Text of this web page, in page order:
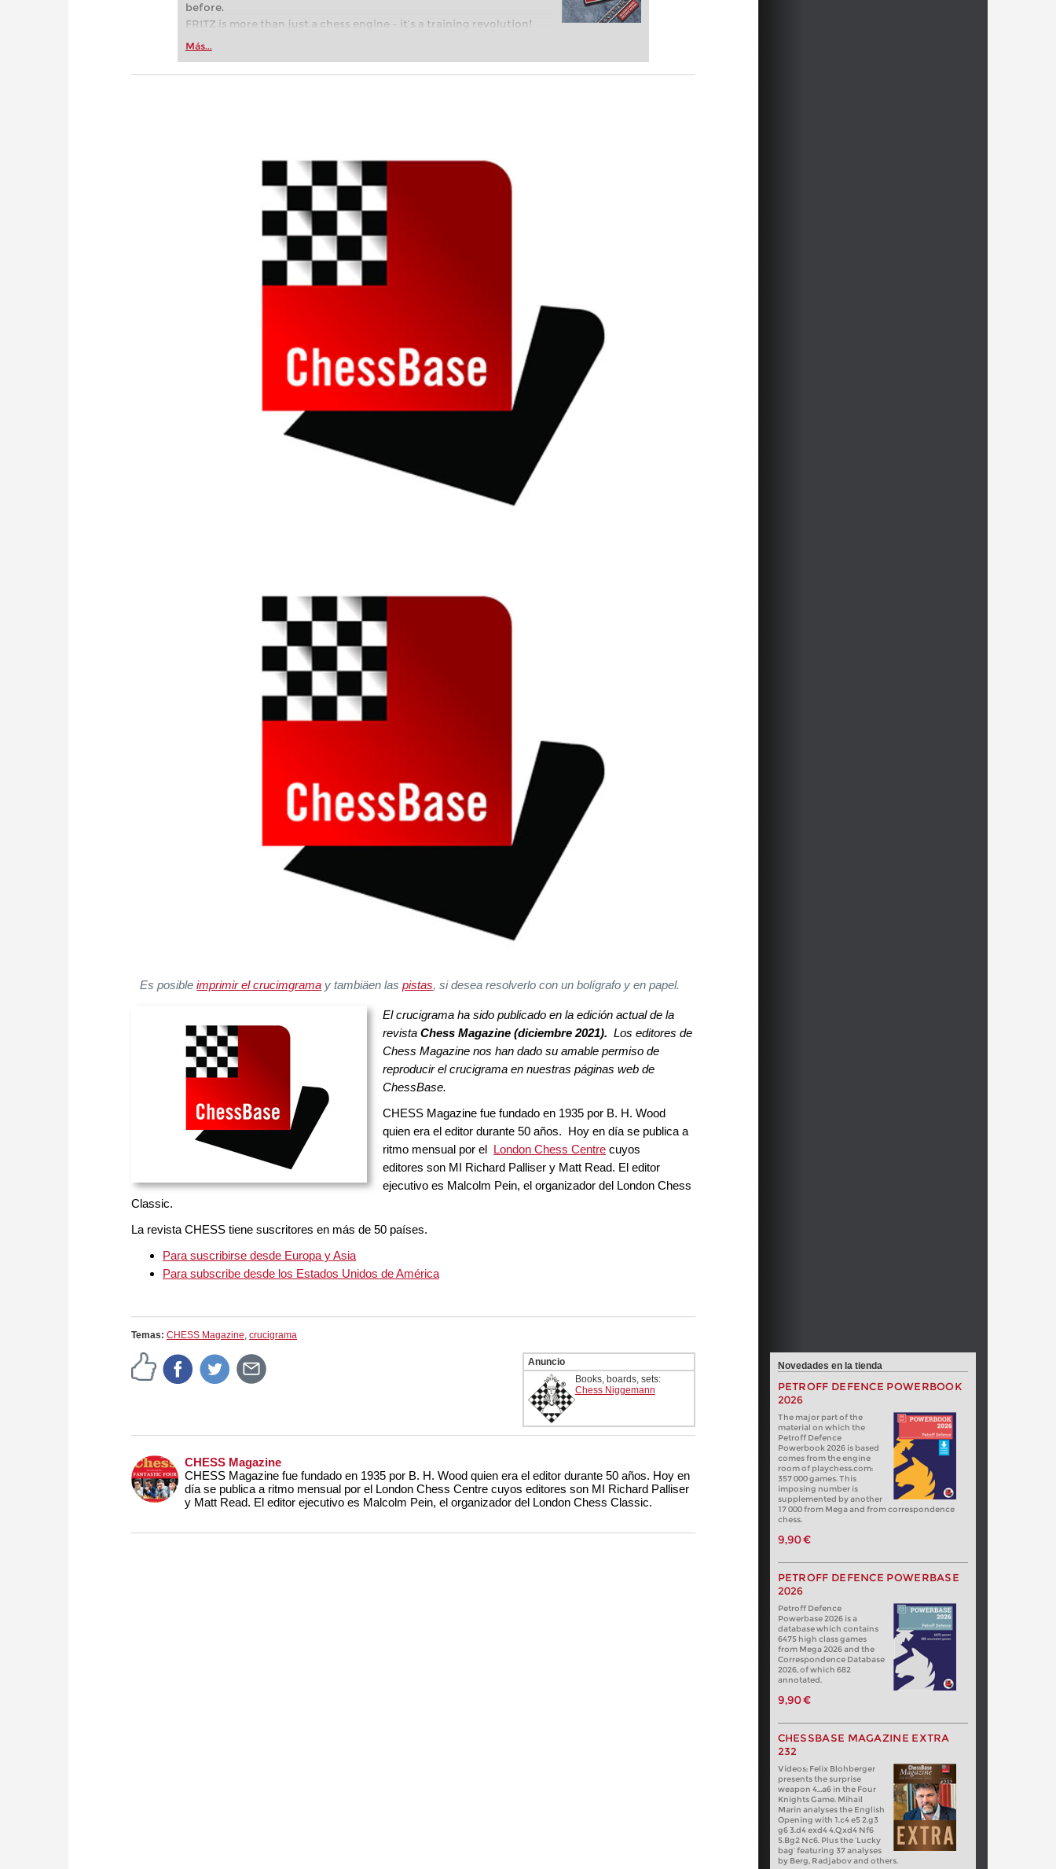
before.
FRITZ is more than just a chess engine – it’s a training revolution!
Whether you’re taking your first steps into the world of club chess,
more efficiently, intelligently and with a more personalised
Más...
Es posibleimprimir el crucimgrama y tambiäen laspistas, si desea resolverlo con un bolígrafo y en papel.
El crucigrama ha sido publicado en la edición actual de la
revista Chess Magazine (diciembre 2021). Los editores de
Chess Magazine nos han dado su amable permiso de
reproducir el crucigrama en nuestras páginas web de
ChessBase.
CHESS Magazine fue fundado en 1935 por B. H. Wood
quien era el editor durante 50 años. Hoy en día se publica a
ritmo mensual por el London Chess Centre cuyos
editores son MI Richard Palliser y Matt Read. El editor
ejecutivo es Malcolm Pein, el organizador del London Chess
Classic.
La revista CHESS tiene suscritores en más de 50 países.
Para suscribirse desde Europa y Asia
Para subscribe desde los Estados Unidos de América
Temas: CHESS Magazine crucigrama
Anuncio
Books, boards, sets:
Chess Niggemann
CHESS Magazine
CHESS Magazine fue fundado en 1935 por B. H. Wood quien era el editor durante 50 años. Hoy en
día se publica a ritmo mensual por el London Chess Centre cuyos editores son MI Richard Palliser
y Matt Read. El editor ejecutivo es Malcolm Pein, el organizador del London Chess Classic.
Novedades en la tienda
PETROFF DEFENCE POWERBOOK
2026
The major part of the
material on which the
Petroff Defence
Powerbook 2026 is based
comes from the engine
room of playchess.com:
357 000 games. This
imposing number is
supplemented by another
17 000 from Mega and from correspondence
chess.
9,90 €
PETROFF DEFENCE POWERBASE
2026
Petroff Defence
Powerbase 2026 is a
database which contains
6475 high class games
from Mega 2026 and the
Correspondence Database
2026, of which 682
annotated.
9,90 €
CHESSBASE MAGAZINE EXTRA
232
Videos: Felix Blohberger
presents the surprise
weapon 4…a6 in the Four
Knights Game. Mihail
Marin analyses the English
Opening with 1.c4 e5 2.g3
g6 3.d4 exd4 4.Qxd4 Nf6
5.Bg2 Nc6. Plus the ‘Lucky
bag’ featuring 37 analyses
by Berg, Radjabov and others.